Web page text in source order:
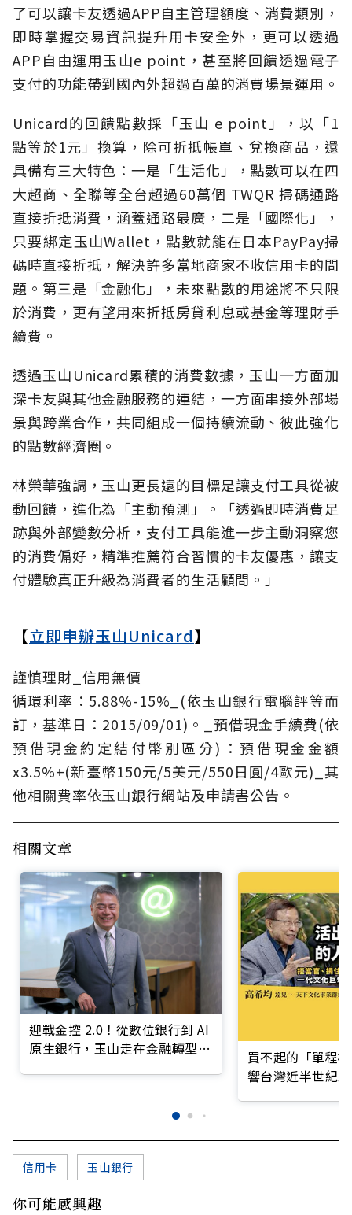
了可以讓卡友透過APP自主管理額度、消費類別，
即時掌握交易資訊提升用卡安全外，更可以透過
APP自由運用玉山e point，甚至將回饋透過電子
支付的功能帶到國內外超過百萬的消費場景運用。
Unicard的回饋點數採「玉山 e point」，以「1
點等於1元」換算，除可折抵帳單、兌換商品，還
具備有三大特色：一是「生活化」，點數可以在四
大超商、全聯等全台超過60萬個 TWQR 掃碼通路
直接折抵消費，涵蓋通路最廣，二是「國際化」，
只要綁定玉山Wallet，點數就能在日本PayPay掃
碼時直接折抵，解決許多當地商家不收信用卡的問
題。第三是「金融化」，未來點數的用途將不只限
於消費，更有望用來折抵房貸利息或基金等理財手
續費。
透過玉山Unicard累積的消費數據，玉山一方面加
深卡友與其他金融服務的連結，一方面串接外部場
景與跨業合作，共同組成一個持續流動、彼此強化
的點數經濟圈。
林榮華強調，玉山更長遠的目標是讓支付工具從被
動回饋，進化為「主動預測」。「透過即時消費足
跡與外部變數分析，支付工具能進一步主動洞察您
的消費偏好，精準推薦符合習慣的卡友優惠，讓支
付體驗真正升級為消費者的生活顧問。」
【立即申辦玉山Unicard】
謹慎理財_信用無價
循環利率：5.88%-15%_(依玉山銀行電腦評等而
訂，基準日：2015/09/01)。_預借現金手續費(依
預借現金約定結付幣別區分)：預借現金金額
x3.5%+(新臺幣150元/5美元/550日圓/4歐元)_其
他相關費率依玉山銀行網站及申請書公告。
相關文章
迎戰金控 2.0！從數位銀行到 AI
原生銀行，玉山走在金融轉型最
買不起的「單程
響台灣近半世紀
信用卡 玉山銀行
你可能感興趣